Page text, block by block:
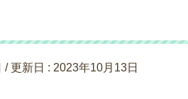
/ 更新日 : 2023年10月13日